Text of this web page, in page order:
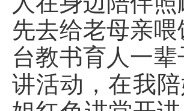
先去给老母亲
台教书育人一
讲活动，在我